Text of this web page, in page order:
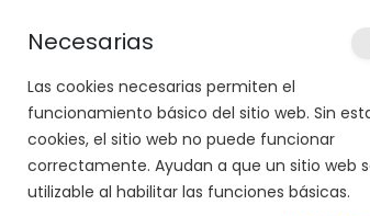
Necesarias
Las cookies necesarias permiten el
funcionamiento básico del sitio web. Sin
cookies, el sitio web no puede funcionar
correctamente. Ayudan a que un sitio web
utilizable al habilitar las funciones básicas.